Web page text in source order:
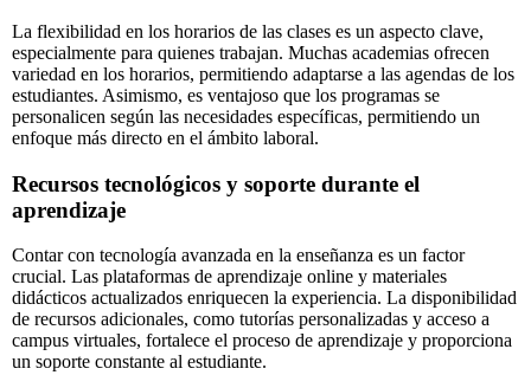
La flexibilidad en los horarios de las clases es un aspecto clave,
especialmente para quienes trabajan. Muchas academias ofrecen
variedad en los horarios, permitiendo adaptarse a las agendas de los
estudiantes. Asimismo, es ventajoso que los programas se
personalicen según las necesidades específicas, permitiendo un
enfoque más directo en el ámbito laboral.
Recursos tecnológicos y soporte durante el
aprendizaje
Contar con tecnología avanzada en la enseñanza es un factor
crucial. Las plataformas de aprendizaje online y materiales
didácticos actualizados enriquecen la experiencia. La disponibilidad
de recursos adicionales, como tutorías personalizadas y acceso a
campus virtuales, fortalece el proceso de aprendizaje y proporciona
un soporte constante al estudiante.